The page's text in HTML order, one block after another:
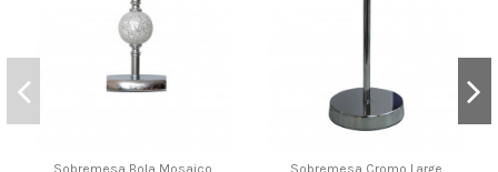
Sobremesa Bola Mosaico Sobremesa Cromo Large